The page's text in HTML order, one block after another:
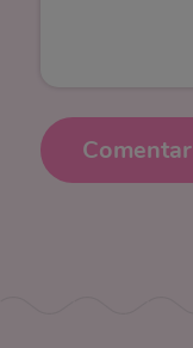
Comentar